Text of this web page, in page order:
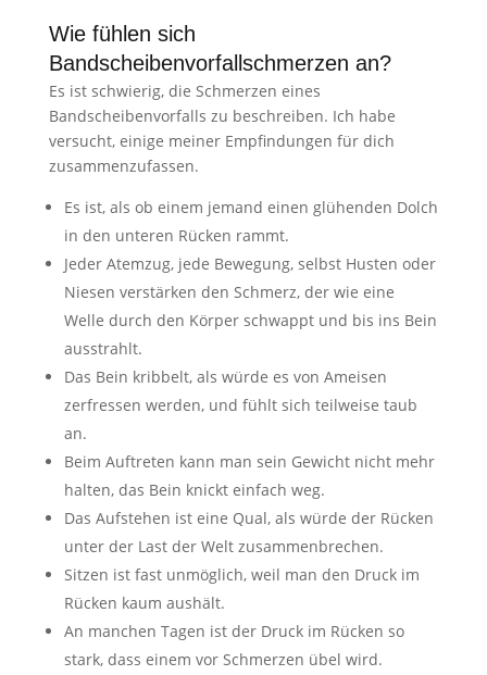
Wie fühlen sich
Bandscheibenvorfallschmerzen an?
Es ist schwierig, die Schmerzen eines
Bandscheibenvorfalls zu beschreiben. Ich habe
versucht, einige meiner Empfindungen für dich
zusammenzufassen.
Es ist, als ob einem jemand einen glühenden Dolch
in den unteren Rücken rammt.
Jeder Atemzug, jede Bewegung, selbst Husten oder
Niesen verstärken den Schmerz, der wie eine
Welle durch den Körper schwappt und bis ins Bein
ausstrahlt.
Das Bein kribbelt, als würde es von Ameisen
zerfressen werden, und fühlt sich teilweise taub
an.
Beim Auftreten kann man sein Gewicht nicht mehr
halten, das Bein knickt einfach weg.
Das Aufstehen ist eine Qual, als würde der Rücken
unter der Last der Welt zusammenbrechen.
Sitzen ist fast unmöglich, weil man den Druck im
Rücken kaum aushält.
An manchen Tagen ist der Druck im Rücken so
stark, dass einem vor Schmerzen übel wird.